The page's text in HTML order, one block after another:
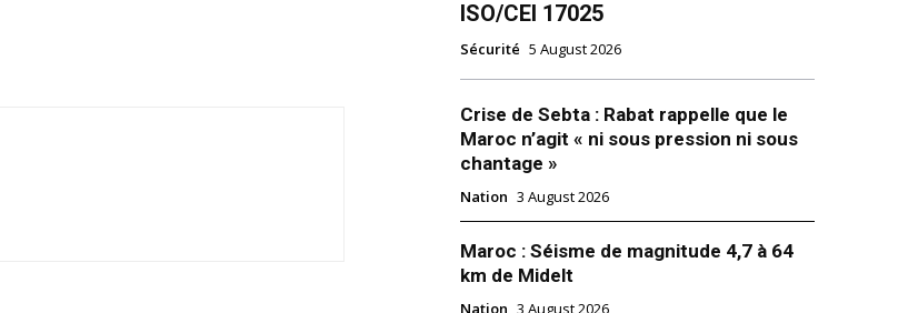
ISO/CEI 17025
Sécurité 5 August 2026
Crise de Sebta : Rabat rappelle que le
Maroc n’agit « ni sous pression ni sous
chantage »
Nation 3 August 2026
Maroc : Séisme de magnitude 4,7 à 64
km de Midelt